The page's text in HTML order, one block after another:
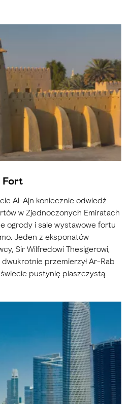
Fort
Al-Ajn koniecznie odwiedź
w Zjednoczonych Emiratach
ogrody i sale wystawowe fortu
Jeden z eksponatów
Sir Wilfredowi Thesigerowi,
przemierzył Ar-Rab
pustynię piaszczystą.